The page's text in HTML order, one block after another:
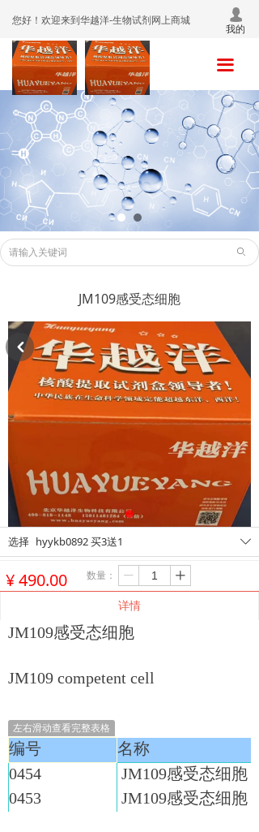
ꄙ
끀
首页
关于我们
产品中心
促销活动
销售网络
联系我们
您好！欢迎来到华越洋-生物试剂网上商城 넙
我的
JM109感受态细胞
¥490.00
详情
JM109感受态细胞
JM109 competent cell
左右滑动查看完整表格
编号
名称
0454
JM109感受态细胞
0453
JM109感受态细胞
낒
数量： ꄷ ꄸ
ꄳ
选择 hyykb0892 买3送1